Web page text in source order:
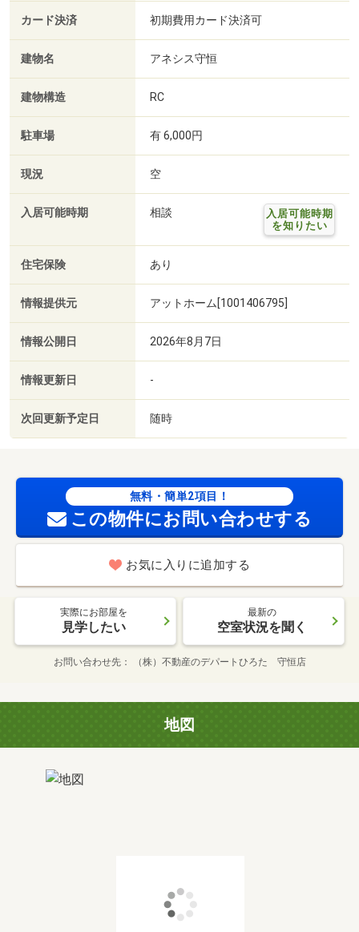
カード決済 初期費用カード決済可
建物名 アネシス守恒
建物構造 RC
駐車場 有 6,000円
現況 空
入居可能時期 相談
入居可能時期
を知りたい
住宅保険 あり
情報提供元 アットホーム[1001406795]
情報公開日 2026年8月7日
情報更新日 -
次回更新予定日 随時
無料・簡単2項目！
この物件にお問い合わせする
お気に入りに追加する
実際にお部屋を
見学したい
最新の
空室状況を聞く
お問い合わせ先 （株）不動産のデパートひろた 守恒店
地図